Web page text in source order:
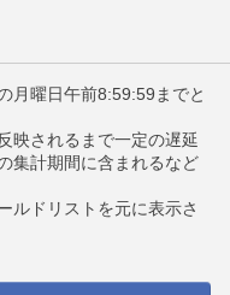
月曜日午前8:59:59までと
映されるまで一定の遅延
集計期間に含まれるなど
ルドリストを元に表示さ